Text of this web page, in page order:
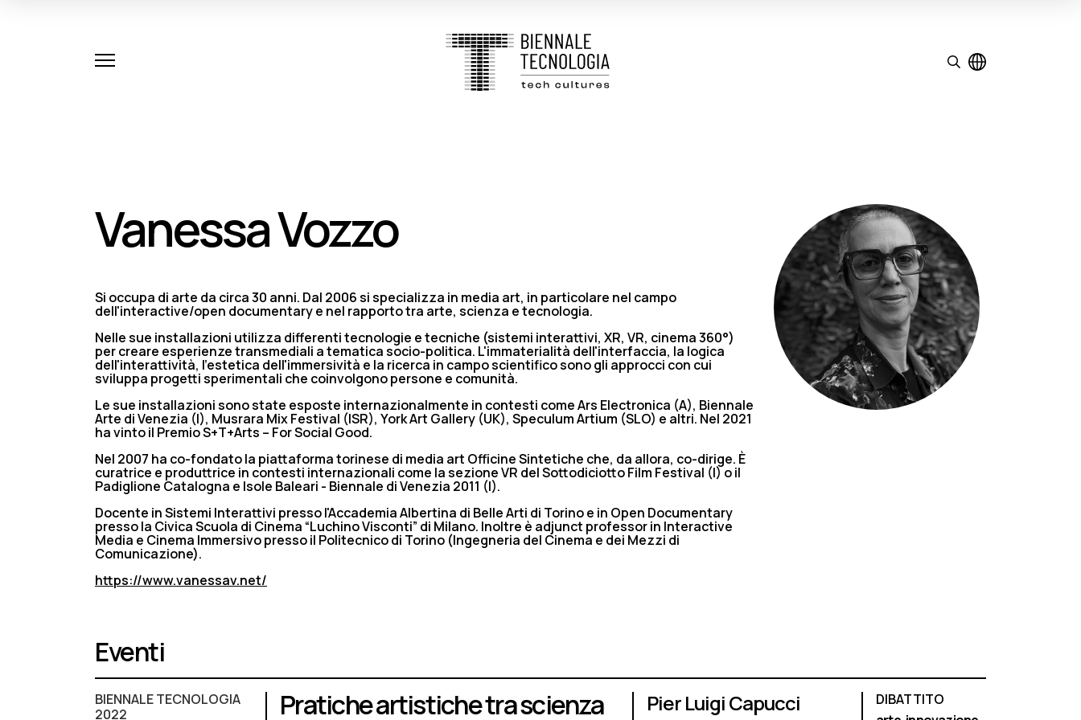
Vanessa Vozzo
Si occupa di arte da circa 30 anni. Dal 2006 si specializza in media art, in particolare nel campo
dell'interactive/open documentary e nel rapporto tra arte, scienza e tecnologia.
Nelle sue installazioni utilizza differenti tecnologie e tecniche (sistemi interattivi, XR, VR, cinema 360°)
per creare esperienze transmediali a tematica socio-politica. L'immaterialità dell'interfaccia, la logica
dell'interattività, l'estetica dell'immersività e la ricerca in campo scientifico sono gli approcci con cui
sviluppa progetti sperimentali che coinvolgono persone e comunità.
Le sue installazioni sono state esposte internazionalmente in contesti come Ars Electronica (A), Biennale
Arte di Venezia (I), Musrara Mix Festival (ISR), York Art Gallery (UK), Speculum Artium (SLO) e altri. Nel 2021
ha vinto il Premio S+T+Arts – For Social Good.
Nel 2007 ha co-fondato la piattaforma torinese di media art Officine Sintetiche che, da allora, co-dirige. È
curatrice e produttrice in contesti internazionali come la sezione VR del Sottodiciotto Film Festival (I) o il
Padiglione Catalogna e Isole Baleari - Biennale di Venezia 2011 (I).
Docente in Sistemi Interattivi presso l'Accademia Albertina di Belle Arti di Torino e in Open Documentary
presso la Civica Scuola di Cinema “Luchino Visconti” di Milano. Inoltre è adjunct professor in Interactive
Media e Cinema Immersivo presso il Politecnico di Torino (Ingegneria del Cinema e dei Mezzi di
Comunicazione).
https://www.vanessav.net/
Eventi
BIENNALE TECNOLOGIA
2022
Pratiche artistiche tra scienza
Pier Luigi Capucci
DIBATTITO